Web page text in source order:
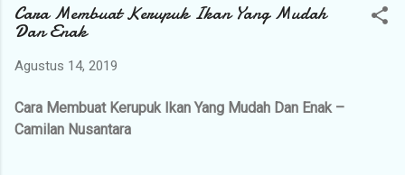
Cara Membuat Kerupuk Ikan Yang Mudah
Dan Enak
Agustus 14, 2019
Cara Membuat Kerupuk Ikan Yang Mudah Dan Enak –
Camilan Nusantara